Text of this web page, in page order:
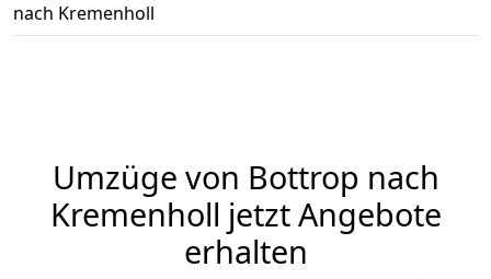
nach Kremenholl
Umzüge von Bottrop nach
Kremenholl jetzt Angebote
erhalten